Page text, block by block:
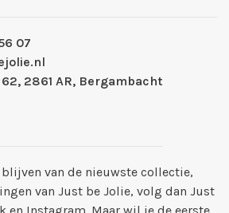
07
2861 AR, Bergambacht
van de nieuwste collectie,
van Just be Jolie, volg dan Just